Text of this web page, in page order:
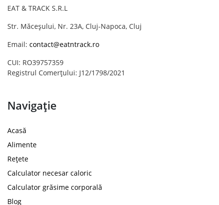
EAT & TRACK S.R.L
Str. Măceșului, Nr. 23A, Cluj-Napoca, Cluj
Email: contact@eatntrack.ro
CUI: RO39757359
Registrul Comerțului: J12/1798/2021
Navigație
Acasă
Alimente
Rețete
Calculator necesar caloric
Calculator grăsime corporală
Blog